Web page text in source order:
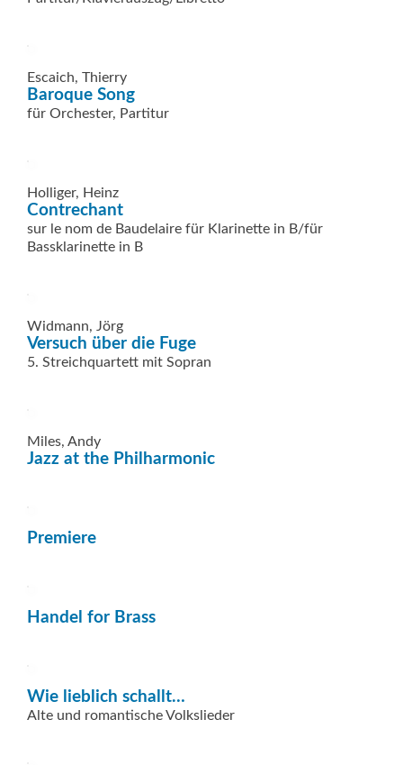
Escaich, Thierry
Baroque Song
für Orchester, Partitur
Holliger, Heinz
Contrechant
sur le nom de Baudelaire für Klarinette in B/für
Bassklarinette in B
Widmann, Jörg
Versuch über die Fuge
5. Streichquartett mit Sopran
Miles, Andy
Jazz at the Philharmonic
Premiere
Handel for Brass
Wie lieblich schallt…
Alte und romantische Volkslieder